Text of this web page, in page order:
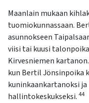
Maanlain mukaan
tuomiokunnassaan.
asunnokseen
viisi tai kuusi
Kirvesniemen
kun Bertil
kuninkaankartanoksi ja
hallintokeskukseksi. 44